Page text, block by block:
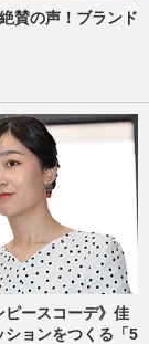
賛の声！ブランド
ピースコーデ》佳
ションをつくる「5